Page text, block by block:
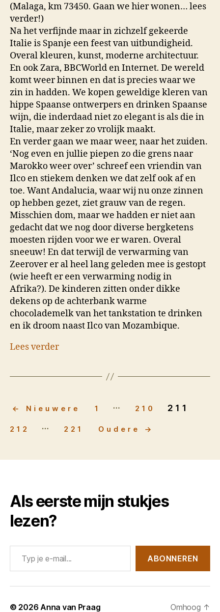
(Malaga, km 73450. Gaan we hier wonen… lees
verder!)
Na het verfijnde maar in zichzelf gekeerde
Italie is Spanje een feest van uitbundigheid.
Overal kleuren, kunst, moderne architectuur.
En ook Zara, BBCWorld en Internet. De wereld
komt weer binnen en dat is precies waar we
zin in hadden. We kopen geweldige kleren van
hippe Spaanse ontwerpers en drinken Spaanse
wijn, die inderdaad niet zo elegant is als die in
Italie, maar zeker zo vrolijk maakt.
En verder gaan we maar weer, naar het zuiden.
‘Nog even en jullie piepen zo die grens naar
Marokko weer over’ schreef een vriendin van
Ilco en stiekem denken we dat zelf ook af en
toe. Want Andalucia, waar wij nu onze zinnen
op hebben gezet, ziet grauw van de regen.
Misschien dom, maar we hadden er niet aan
gedacht dat we nog door diverse bergketens
moesten rijden voor we er waren. Overal
sneeuw! En dat terwijl de verwarming van
Zeerover er al heel lang geleden mee is gestopt
(wie heeft er een verwarming nodig in
Afrika?). De kinderen zitten onder dikke
dekens op de achterbank warme
chocolademelk van het tankstation te drinken
en ik droom naast Ilco van Mozambique.
Lees verder
Berichten
paginering
← Nieuwere 1 … 210 211
212 … 221 Oudere →
Als eerste mijn stukjes
lezen?
Typ je e-mail...
ABONNEREN
© 2026Anna van Praag Omhoog ↑